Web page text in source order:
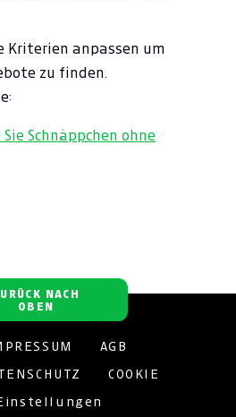
Kriterien anpassen um
zu finden.
Sie Schnäppchen ohne
NACH
OBEN
AGB
COOKIE